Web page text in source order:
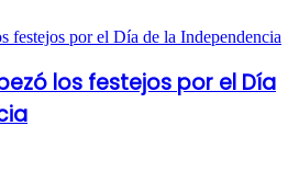
los festejos por el Día